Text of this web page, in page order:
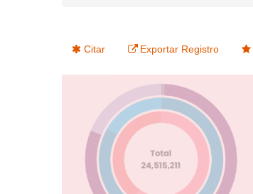
Citar Exportar Registro